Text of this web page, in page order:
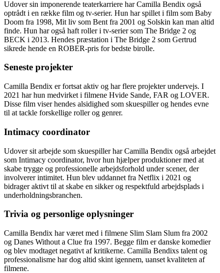
Udover sin imponerende teaterkarriere har Camilla Bendix også
optrådt i en række film og tv-serier. Hun har spillet i film som Baby
Doom fra 1998, Mit liv som Bent fra 2001 og Solskin kan man altid
finde. Hun har også haft roller i tv-serier som The Bridge 2 og
BECK i 2013. Hendes præstation i The Bridge 2 som Gertrud
sikrede hende en ROBER-pris for bedste birolle.
Seneste projekter
Camilla Bendix er fortsat aktiv og har flere projekter undervejs. I
2021 har hun medvirket i filmene Hvide Sande, FAR og LOVER.
Disse film viser hendes alsidighed som skuespiller og hendes evne
til at tackle forskellige roller og genrer.
Intimacy coordinator
Udover sit arbejde som skuespiller har Camilla Bendix også arbejdet
som Intimacy coordinator, hvor hun hjælper produktioner med at
skabe trygge og professionelle arbejdsforhold under scener, der
involverer intimitet. Hun blev uddannet fra Netflix i 2021 og
bidrager aktivt til at skabe en sikker og respektfuld arbejdsplads i
underholdningsbranchen.
Trivia og personlige oplysninger
Camilla Bendix har været med i filmene Slim Slam Slum fra 2002
og Danes Without a Clue fra 1997. Begge film er danske komedier
og blev modtaget negativt af kritikerne. Camilla Bendixs talent og
professionalisme har dog altid skint igennem, uanset kvaliteten af
filmene.